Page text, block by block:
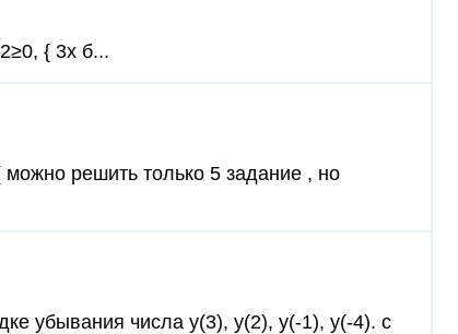
{ 3х б...
решить только 5 задание , но
убывания числа у(3), y(2), у(-1), у(-4). с